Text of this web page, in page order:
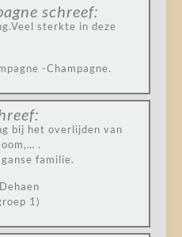
schreef:
sterkte in deze
-Champagne.
bij het overlijden van
.
familie.
1)